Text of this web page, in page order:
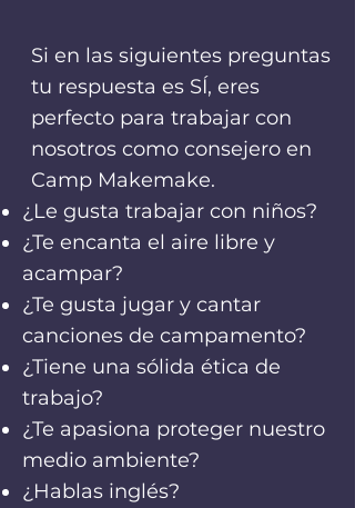
Si en las siguientes preguntas
tu respuesta es SÍ, eres
perfecto para trabajar con
nosotros como consejero en
Camp Makemake.
¿Le gusta trabajar con niños?
¿Te encanta el aire libre y
acampar?
¿Te gusta jugar y cantar
canciones de campamento?
¿Tiene una sólida ética de
trabajo?
¿Te apasiona proteger nuestro
medio ambiente?
¿Hablas inglés?